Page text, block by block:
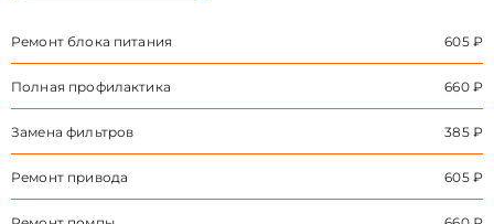
Ремонт блока питания 605 ₽
Полная профилактика 660 ₽
Замена фильтров 385 ₽
Ремонт привода 605 ₽